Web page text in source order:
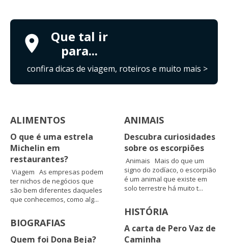
Que tal ir
para...
confira dicas de viagem, roteiros e muito mais >
ALIMENTOS
O que é uma estrela
Michelin em
restaurantes?
Viagem As empresas podem
ter nichos de negócios que
são bem diferentes daqueles
que conhecemos, como alg...
BIOGRAFIAS
Quem foi Dona Beja?
ANIMAIS
Descubra curiosidades
sobre os escorpiões
Animais Mais do que um
signo do zodíaco, o escorpião
é um animal que existe em
solo terrestre há muito t...
HISTÓRIA
A carta de Pero Vaz de
Caminha